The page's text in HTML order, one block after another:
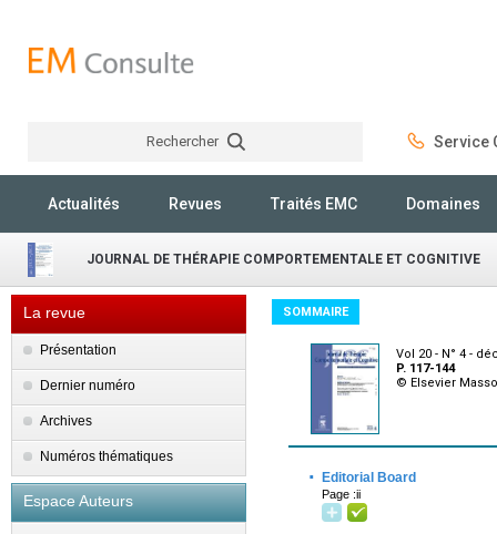
Rechercher Service
Actualités Revues Traités EMC Domaines
JOURNAL DE THÉRAPIE COMPORTEMENTALE ET COGNITIVE
La revue
Présentation
Dernier numéro
Archives
Numéros thématiques
Espace Auteurs
SOMMAIRE
Vol 20 - N° 4 -
P. 117-144
© Elsevier
· Editorial Board
Page :ii